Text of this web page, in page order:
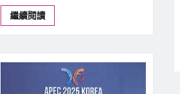
繼續閱讀